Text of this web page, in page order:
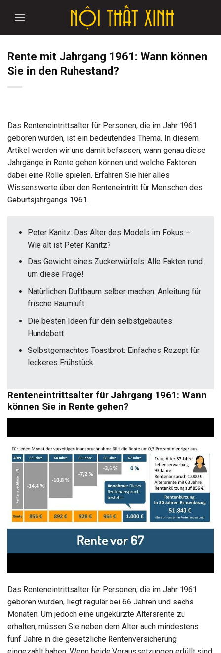
Rente mit Jahrgang 1961: Wann können
Sie in den Ruhestand?
Das Renteneintrittsalter für Personen, die im Jahr 1961
geboren wurden, ist ein bedeutendes Thema. In diesem
Artikel werden wir uns damit befassen, wann genau diese
Jahrgänge in Rente gehen können und welche Faktoren
dabei eine Rolle spielen. Erfahren Sie hier alles
Wissenswerte über den Renteneintritt für Menschen des
Geburtsjahrgangs 1961.
Peter Kanitz: Das Alter des Models im Fokus –
Wie alt ist Peter Kanitz?
Das Gewicht eines Zuckerwürfels: Alle Fakten rund
um diese Frage!
Natürlichen Duftbaum selber machen: Anleitung für
frische Raumluft
Die besten Ideen für dein selbstgebautes
Hundebett
Selbstgemachtes Toastbrot: Einfaches Rezept für
leckeres Frühstück
Renteneintrittsalter für Jahrgang 1961: Wann
können Sie in Rente gehen?
Das Renteneintrittsalter für Personen, die im Jahr 1961
geboren wurden, liegt regulär bei 66 Jahren und sechs
Monaten. Um jedoch eine ungekürzte Altersrente zu
erhalten, müssen Sie neben dem Alter auch mindestens
fünf Jahre in die gesetzliche Rentenversicherung